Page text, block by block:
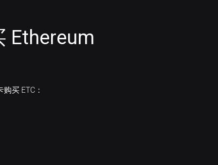
Ethereum
买 ETC：